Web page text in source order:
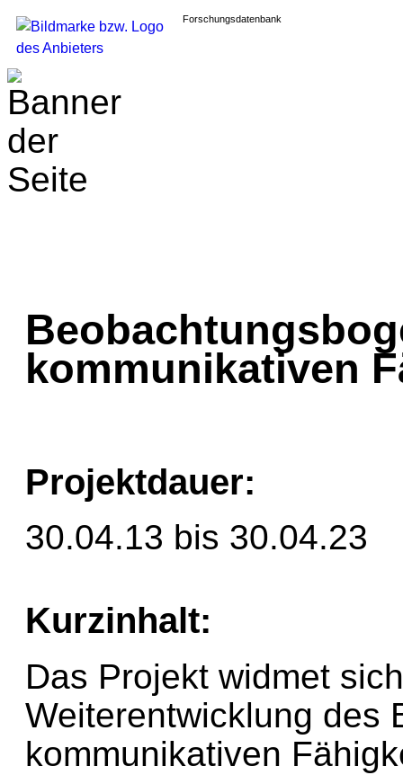
Forschungsdatenbank
kommunikativen
Projektdauer:
30.04.13 bis 30.04.23
Kurzinhalt:
Das Projekt widmet
Weiterentwicklung des
kommunikativen